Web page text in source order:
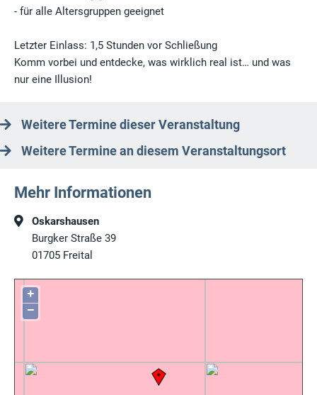
- für alle Altersgruppen geeignet
Letzter Einlass: 1,5 Stunden vor Schließung
Komm vorbei und entdecke, was wirklich real ist… und was
nur eine Illusion!
Weitere Termine dieser Veranstaltung
Weitere Termine an diesem Veranstaltungsort
Mehr Informationen
Oskarshausen
Burgker Straße 39
01705 Freital
+
−